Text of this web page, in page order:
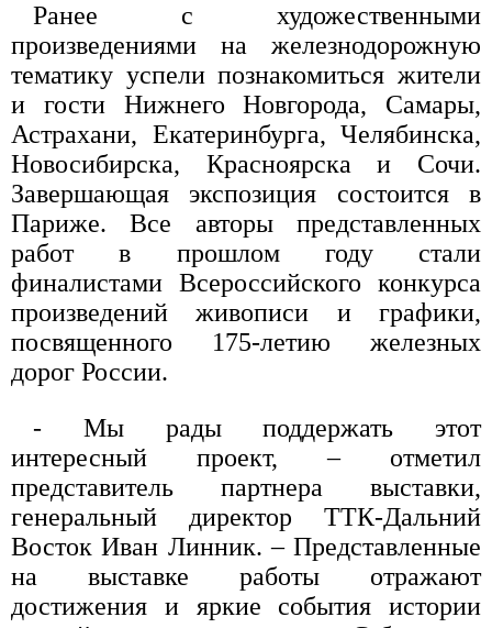
Ранее с художественными
произведениями на железнодорожную
тематику успели познакомиться жители
и гости Нижнего Новгорода, Самары,
Астрахани, Екатеринбурга, Челябинска,
Новосибирска, Красноярска и Сочи.
Завершающая экспозиция состоится в
Париже. Все авторы представленных
работ в прошлом году стали
финалистами Всероссийского конкурса
произведений живописи и графики,
посвященного 175-летию железных
дорог России.
- Мы рады поддержать этот
интересный проект, – отметил
представитель партнера выставки,
генеральный директор ТТК-Дальний
Восток Иван Линник. – Представленные
на выставке работы отражают
достижения и яркие события истории